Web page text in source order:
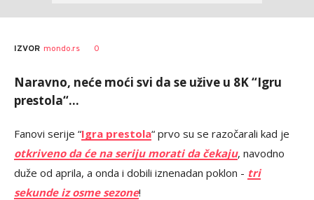
IZVOR mondo.rs 0
Naravno, neće moći svi da se užive u 8K “Igru
prestola“…
Fanovi serije “Igra prestola“ prvo su se razočarali kad je
otkriveno da će na seriju morati da čekaju, navodno
duže od aprila, a onda i dobili iznenadan poklon - tri
sekunde iz osme sezone!